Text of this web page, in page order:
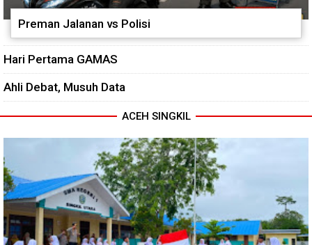
Preman Jalanan vs Polisi
Hari Pertama GAMAS
Ahli Debat, Musuh Data
ACEH SINGKIL